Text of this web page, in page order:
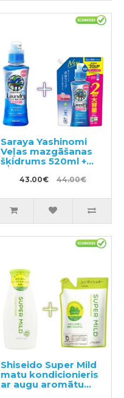
Saraya Yashinomi
Veļas mazgāšanas
šķidrums 520ml +
pildviela 950ml
43.00€ 44.00€
Shiseido Super Mild
matu kondicionieris
ar augu aromātu
220ml + pildviela